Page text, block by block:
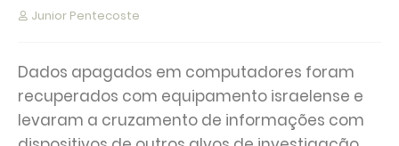
Junior Pentecoste
Dados apagados em computadores foram
recuperados com equipamento israelense e
levaram a cruzamento de informações com